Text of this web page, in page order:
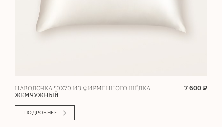
НАВОЛОЧКА 50Х70 ИЗ ФИРМЕННОГО ШЁЛКА
ЖЕМЧУЖНЫЙ
7 600 ₽
ПОДРОБНЕЕ